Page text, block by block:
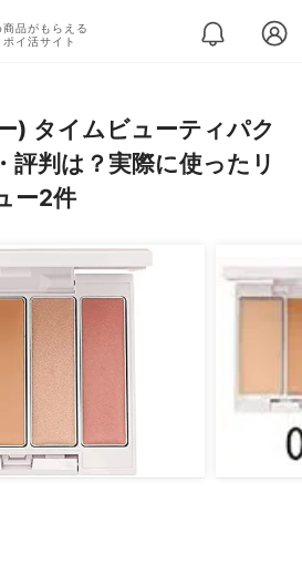
商品がもらえる
ポイ活サイト
) タイムビューティパク
評判は？実際に使ったリ
ー2件